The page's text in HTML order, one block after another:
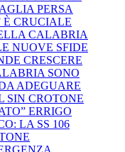
PERSA
È CRUCIALE
CALABRIA
NUOVE SFIDE
CRESCERE
SONO
ADEGUARE
SIN CROTONE
ERRIGO
LA SS 106